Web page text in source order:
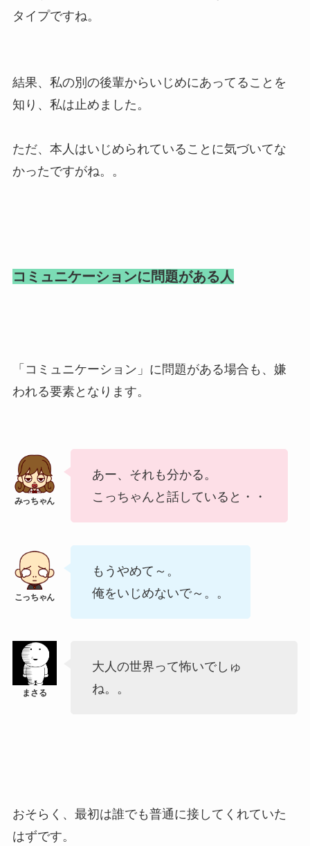
タイプですね。
結果、私の別の後輩からいじめにあってることを
知り、私は止めました。
ただ、本人はいじめられていることに気づいてな
かったですがね。。
コミュニケーションに問題がある人
「コミュニケーション」に問題がある場合も、嫌
われる要素となります。
あー、それも分かる。
こっちゃんと話していると・・
もうやめて～。
俺をいじめないで～。。
大人の世界って怖いでしゅ
ね。。
おそらく、最初は誰でも普通に接してくれていた
はずです。